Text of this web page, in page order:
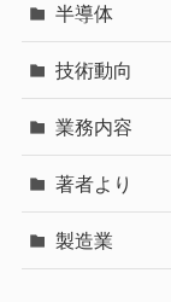
半導体
技術動向
業務内容
著者より
製造業